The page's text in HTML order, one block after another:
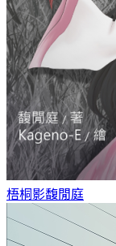
梧桐影馥閒庭